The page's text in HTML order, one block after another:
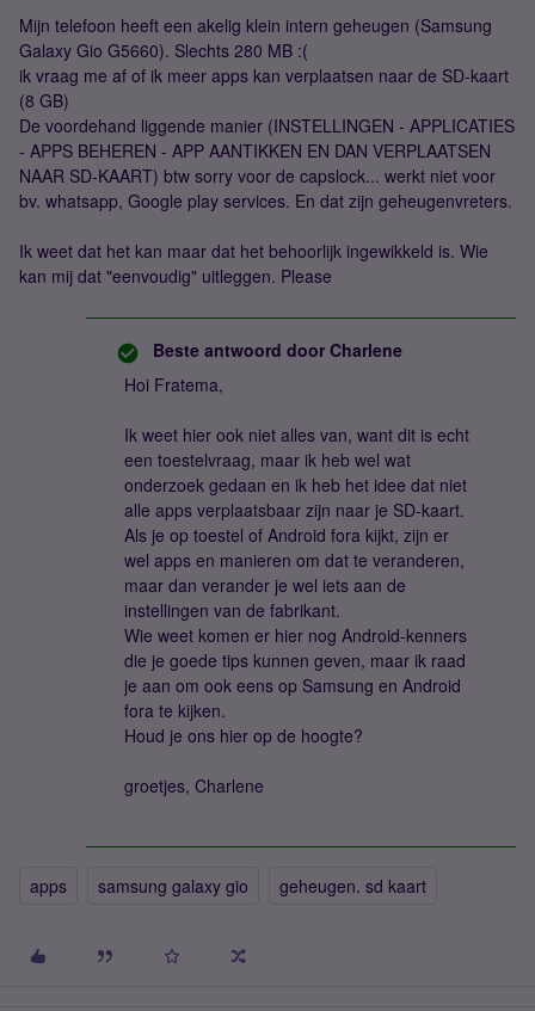
Mijn telefoon heeft een akelig klein intern geheugen (Samsung
Galaxy Gio G5660). Slechts 280 MB :(
ik vraag me af of ik meer apps kan verplaatsen naar de SD-kaart
(8 GB)
De voordehand liggende manier (INSTELLINGEN - APPLICATIES
- APPS BEHEREN - APP AANTIKKEN EN DAN VERPLAATSEN
NAAR SD-KAART) btw sorry voor de capslock... werkt niet voor
bv. whatsapp, Google play services. En dat zijn geheugenvreters.
Ik weet dat het kan maar dat het behoorlijk ingewikkeld is. Wie
kan mij dat "eenvoudig" uitleggen. Please
Beste antwoord door Charlene
Hoi Fratema,
Ik weet hier ook niet alles van, want dit is echt
een toestelvraag, maar ik heb wel wat
onderzoek gedaan en ik heb het idee dat niet
alle apps verplaatsbaar zijn naar je SD-kaart.
Als je op toestel of Android fora kijkt, zijn er
wel apps en manieren om dat te veranderen,
maar dan verander je wel iets aan de
instellingen van de fabrikant.
Wie weet komen er hier nog Android-kenners
die je goede tips kunnen geven, maar ik raad
je aan om ook eens op Samsung en Android
fora te kijken.
Houd je ons hier op de hoogte?
groetjes, Charlene
apps samsung galaxy gio geheugen. sd kaart